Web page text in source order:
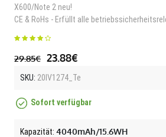
X600/Note 2 neu!
CE & RoHs - Erfüllt alle
29.85€ 23.88€
SKU: 20IV1274_Te
Sofort verfügbar
Kapazität: 4040mAh/15.6WH